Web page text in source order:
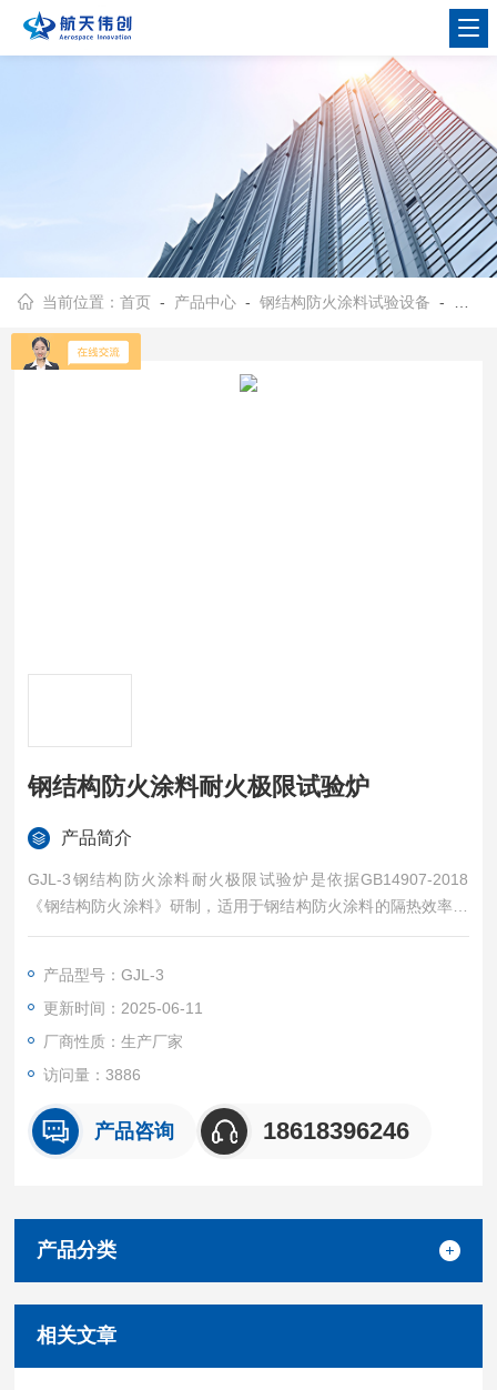
当前位置：首页 - 产品中心 -钢结构防火涂料试验设备 -
钢结构防火涂料耐火极限试验炉
产品简介
GJL-3钢结构防火涂料耐火极限试验炉是依据GB14907-2018
《钢结构防火涂料》研制，适用于钢结构防火涂料的隔热效率和
耐火极限试验。
产品型号：GJL-3
更新时间：2025-06-11
厂商性质：生产厂家
访问量：3886
产品咨询 18618396246
产品分类
相关文章